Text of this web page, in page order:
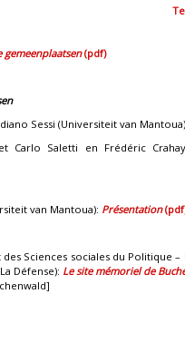
gemeenplaatsen(pdf)
Sessi (Universiteit van Mantoua)
Carlo Saletti en Frédéric
van Mantoua): Présentation
Sciences sociales du Politique –
Défense): Le site mémoriel de